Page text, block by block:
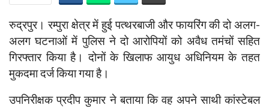
रुद्रपुर। रम्पुरा क्षेत्र में हुई पत्थरबाजी और फायरिंग की दो अलग-
अलग घटनाओं में पुलिस ने दो आरोपियों को अवैध तमंचों सहित
गिरफ्तार किया है। दोनों के खिलाफ आयुध अधिनियम के तहत
मुकदमा दर्ज किया गया है।
उपनिरीक्षक प्रदीप कुमार ने बताया कि वह अपने साथी कांस्टेबल